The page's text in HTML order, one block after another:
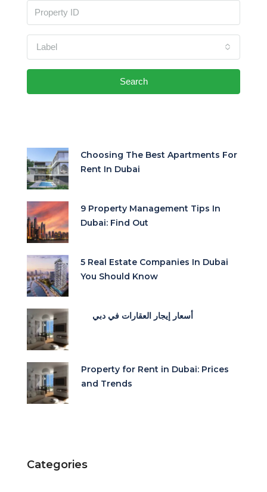
Label
Search
Choosing The Best Apartments For
Rent In Dubai
9 Property Management Tips In
Dubai: Find Out
5 Real Estate Companies In Dubai
You Should Know
أسعار إيجار العقارات في دبي
Property for Rent in Dubai: Prices
and Trends
Categories